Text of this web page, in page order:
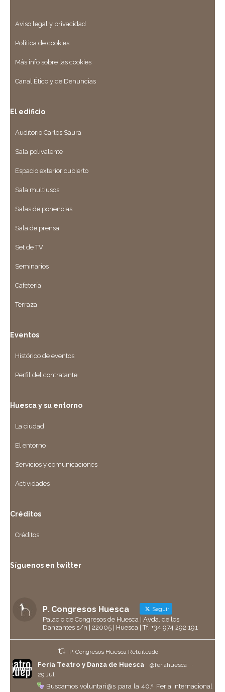
Aviso legal y privacidad
Política de cookies
Más info sobre las cookies
Canal Ético y de Denuncias
El edificio
Auditorio Carlos Saura
Sala polivalente
Espacio exterior cubierto
Sala multiusos
Salas de ponencias
Sala de prensa
Set de TV
Seminarios
Cafetería
Terraza
Eventos
Histórico de eventos
Perfil del contratante
Huesca y su entorno
La ciudad
El entorno
Servicios y comunicaciones
Actividades
Créditos
Créditos
Síguenos en twitter
P. Congresos Huesca Seguir
Palacio de Congresos de Huesca | Avda. de los
Danzantes s/n | 22005 | Huesca | Tf. +34 974 292 191
P. Congresos Huesca Retuiteado
Feria Teatro y Danza de Huesca @feriahuesca
·
29 Jul
Buscamos voluntari@s para la 40.ª Feria Internacional